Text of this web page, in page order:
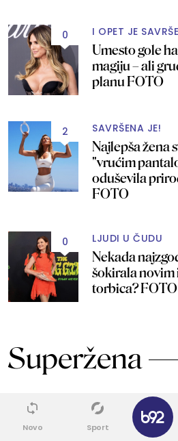
0 I OPET JE
Umesto gole
magiju – ali
planu FOTO
2 SAVRŠENA JE!
Najlepša žena
"vrućim
oduševila
FOTO
0 LJUDI U ČUDU
Nekada
šokirala novim
torbica? FOTO
Superžena
Novo Sport
✕